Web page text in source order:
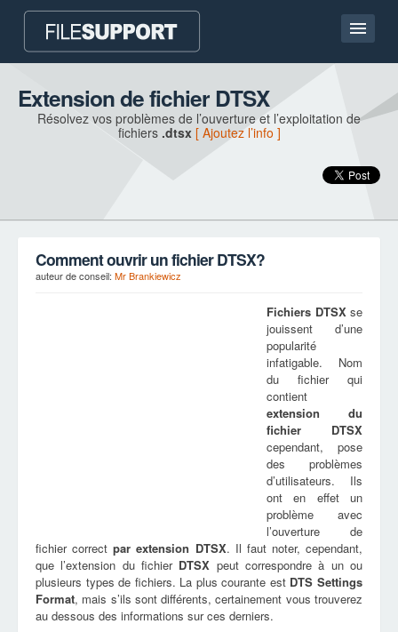
Accueil
Contact
Extension de fichier DTSX
Résolvez vos problèmes de l’ouverture et l’exploitation de
fichiers .dtsx [ Ajoutez l’info ]
Comment ouvrir un fichier DTSX?
auteur de conseil: Mr Brankiewicz
Fichiers DTSXse
jouissent d’une
popularité
infatigable. Nom
du fichier qui
contient
extension du
fichier DTSX
cependant, pose
des problèmes
d’utilisateurs. Ils
ont en effet un
problème avec
l’ouverture de
fichier correctpar extension DTSX. Il faut noter, cependant,
que l’extension du fichier DTSX peut correspondre à un ou
plusieurs types de fichiers. La plus courante est DTS Settings
Format, mais s’ils sont différents, certainement vous trouverez
au dessous des informations sur ces derniers.